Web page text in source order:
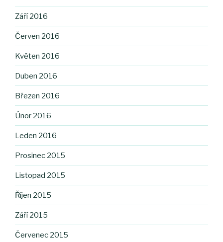
Září 2016
Červen 2016
Květen 2016
Duben 2016
Březen 2016
Únor 2016
Leden 2016
Prosinec 2015
Listopad 2015
Říjen 2015
Září 2015
Červenec 2015